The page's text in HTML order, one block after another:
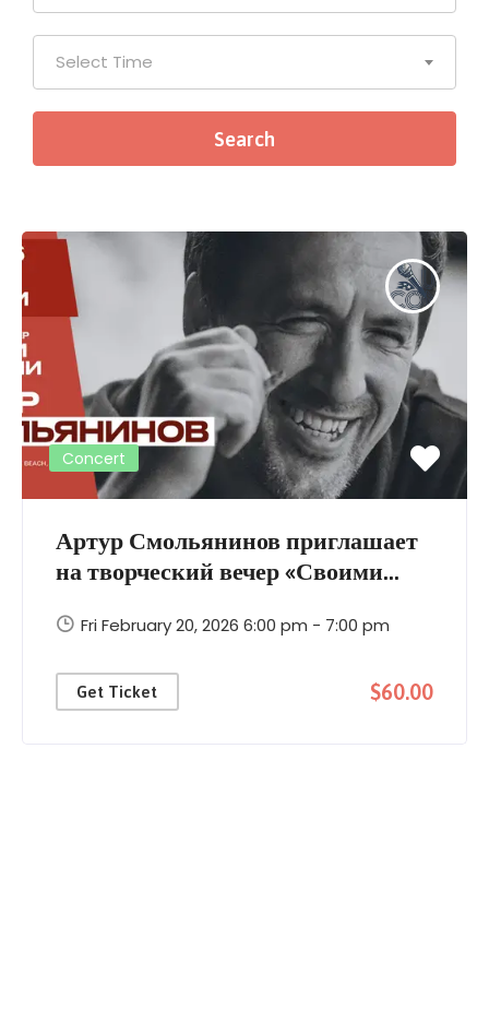
Select Time
Concert
Артур Смольянинов приглашает
на творческий вечер «Своими...
Fri February 20, 2026 6:00 pm - 7:00 pm
Get Ticket $60.00